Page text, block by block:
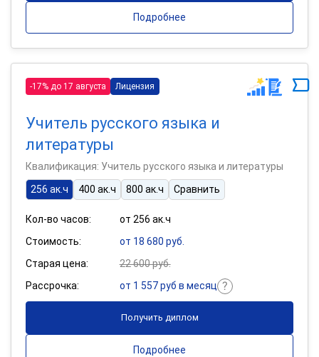
Подробнее
-17% до 17 августа Лицензия
Учитель русского языка и
литературы
Квалификация: Учитель русского языка и литературы
256 ак.ч
400 ак.ч 800 ак.ч Сравнить
Кол-во часов:
от 256 ак.ч
Стоимость:
от 18 680 руб.
Старая цена:
22 600 руб.
Рассрочка:
от 1 557 руб в месяц
Получить диплом
Подробнее